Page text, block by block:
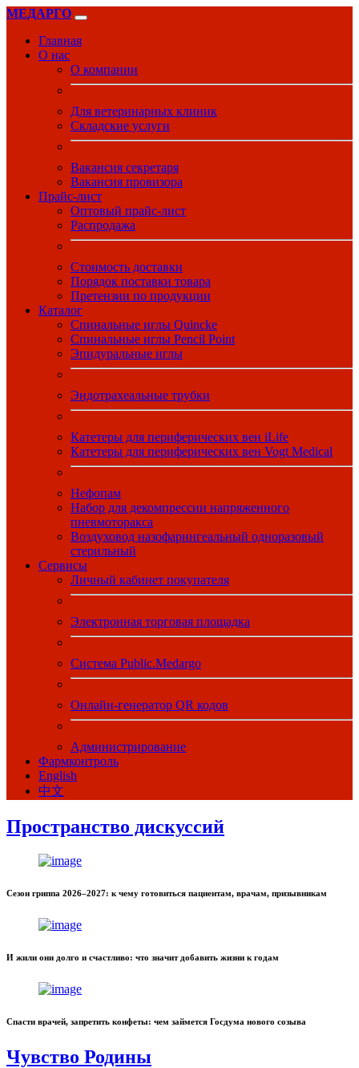
МЕДАРГО
Главная
О нас
О компании
Для ветеринарных клиник
Складские услуги
Вакансия секретаря
Вакансия провизора
Прайс-лист
Оптовый прайс-лист
Распродажа
Стоимость доставки
Порядок поставки товара
Претензии по продукции
Каталог
Спинальные иглы Quincke
Спинальные иглы Pencil Point
Эпидуральные иглы
Эндотрахеальные трубки
Катетеры для периферических вен iLife
Катетеры для периферических вен Vogt Medical
Нефопам
Набор для декомпрессии напряженного
пневмоторакса
Воздуховод назофарингеальный одноразовый
стерильный
Сервисы
Личный кабинет покупателя
Электронная торговая площадка
Система Public.Medargo
Онлайн-генератор QR кодов
Администрирование
Фармконтроль
English
中文
Пространство дискуссий
Сезон гриппа 2026–2027: к чему готовиться пациентам, врачам, призывникам
И жили они долго и счастливо: что значит добавить жизни к годам
Спасти врачей, запретить конфеты: чем займется Госдума нового созыва
Чувство Родины